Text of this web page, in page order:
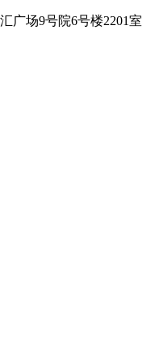
广场9号院6号楼2201室